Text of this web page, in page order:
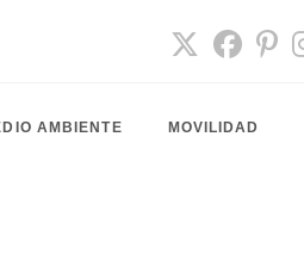
AMBIENTE MOVILIDAD